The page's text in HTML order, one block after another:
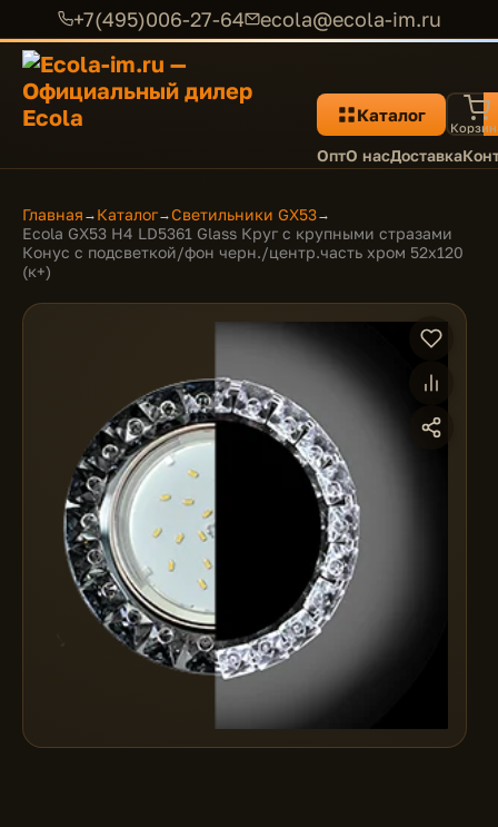
+7(495)006-27-64 ecola@ecola-im.ru
Каталог
ОптО насДоставка
Главная → Каталог→Светильники GX53→
Ecola GX53 H4 LD5361 Glass Круг с крупными стразами
Конус с подсветкой/фон черн./центр.часть хром 52x120
(к+)